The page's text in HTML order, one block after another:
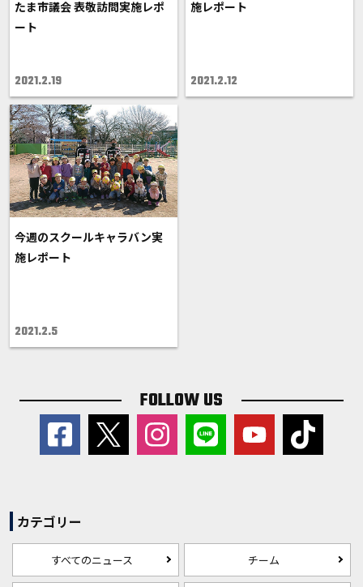
たま市議会 表敬訪問実施レポ
ート
2021.2.19
施レポート
2021.2.12
今週のスクールキャラバン実
施レポート
2021.2.5
FOLLOW US
カテゴリー
すべてのニュース チーム